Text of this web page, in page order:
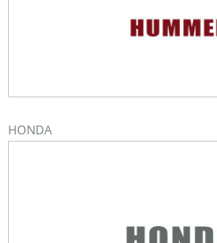
HONDA